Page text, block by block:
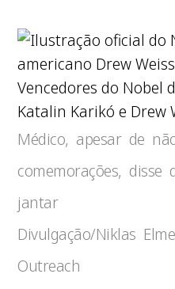
Vencedores do Nobel
Katalin Karikó e Drew
Médico, apesar de
comemorações,
jantar
Divulgação/Niklas
Outreach